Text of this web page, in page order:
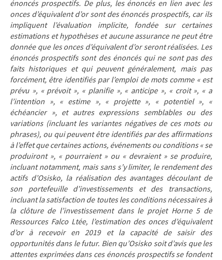
énoncés prospectifs. De plus, les énoncés en lien avec les
onces d’équivalent d’or sont des énoncés prospectifs, car ils
impliquent l’évaluation implicite, fondée sur certaines
estimations et hypothèses et aucune assurance ne peut être
donnée que les onces d’équivalent d’or seront réalisées. Les
énoncés prospectifs sont des énoncés qui ne sont pas des
faits historiques et qui peuvent généralement, mais pas
forcément, être identifiés par l’emploi de mots comme « est
prévu », « prévoit », « planifie », « anticipe », « croit », « a
l’intention », « estime », « projette », « potentiel », «
échéancier », et autres expressions semblables ou des
variations (incluant les variantes négatives de ces mots ou
phrases), ou qui peuvent être identifiés par des affirmations
à l’effet que certaines actions, événements ou conditions « se
produiront », « pourraient » ou « devraient » se produire,
incluant notamment, mais sans s’y limiter, le rendement des
actifs d’Osisko, la réalisation des avantages découlant de
son portefeuille d’investissements et des transactions,
incluant la satisfaction de toutes les conditions nécessaires à
la clôture de l’investissement dans le projet Horne 5 de
Ressources Falco Ltée, l’estimation des onces d’équivalent
d’or à recevoir en 2019 et la capacité de saisir des
opportunités dans le futur. Bien qu’Osisko soit d’avis que les
attentes exprimées dans ces énoncés prospectifs se fondent